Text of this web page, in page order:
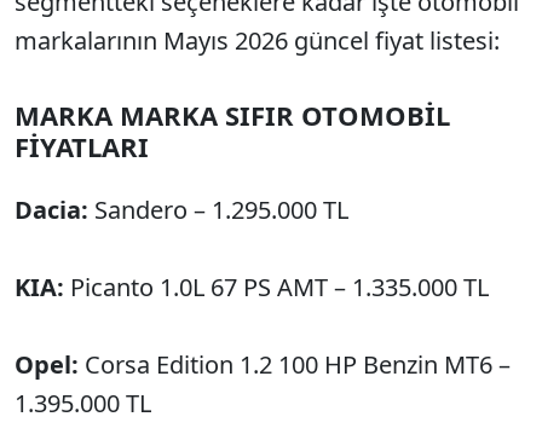
markalarının Mayıs 2026 güncel fiyat listesi:
MARKA MARKA SIFIR OTOMOBİL
FİYATLARI
Dacia: Sandero – 1.295.000 TL
KIA: Picanto 1.0L 67 PS AMT – 1.335.000 TL
Opel: Corsa Edition 1.2 100 HP Benzin MT6 –
1.395.000 TL